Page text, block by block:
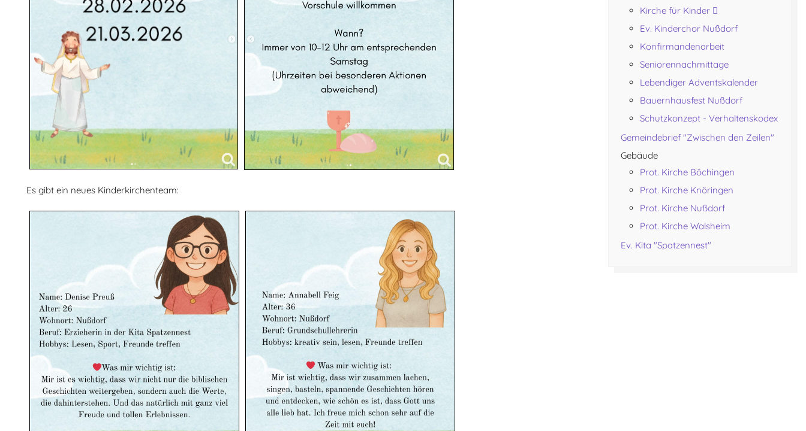
Es gibt ein neues Kinderkirchenteam:
Kirche für Kinder
Ev. Kinderchor Nußdorf
Konfirmandenarbeit
Seniorennachmittage
Lebendiger Adventskalender
Bauernhausfest Nußdorf
Schutzkonzept - Verhaltenskodex
Gemeindebrief "Zwischen den Zeilen"
Gebäude
Prot. Kirche Böchingen
Prot. Kirche Knöringen
Prot. Kirche Nußdorf
Prot. Kirche Walsheim
Ev. Kita "Spatzennest"